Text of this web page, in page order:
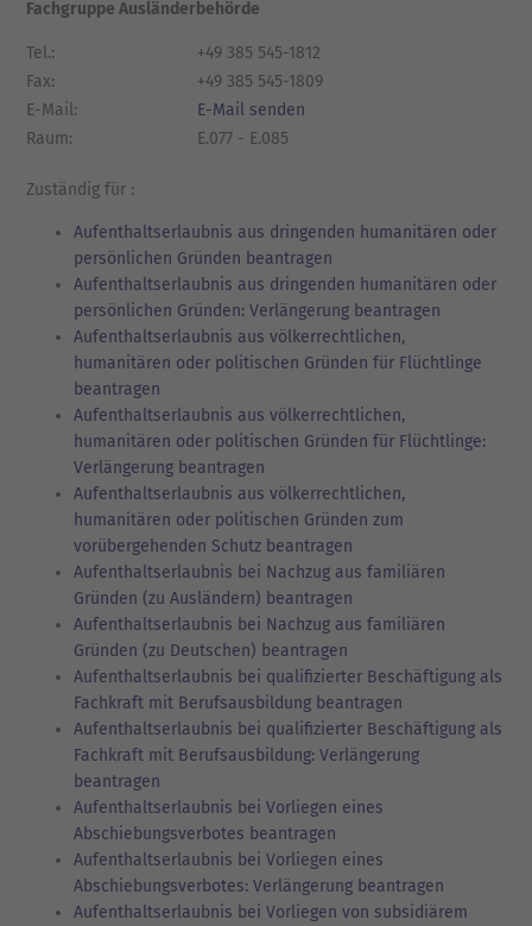
Fachgruppe Ausländerbehörde
Tel.:
+49 385 545-1812
Fax:
+49 385 545-1809
E-Mail:
E-Mail senden
Raum:
E.077 - E.085
Zuständig für :
Aufenthaltserlaubnis aus dringenden humanitären oder
persönlichen Gründen beantragen
Aufenthaltserlaubnis aus dringenden humanitären oder
persönlichen Gründen: Verlängerung beantragen
Aufenthaltserlaubnis aus völkerrechtlichen,
humanitären oder politischen Gründen für Flüchtlinge
beantragen
Aufenthaltserlaubnis aus völkerrechtlichen,
humanitären oder politischen Gründen für Flüchtlinge:
Verlängerung beantragen
Aufenthaltserlaubnis aus völkerrechtlichen,
humanitären oder politischen Gründen zum
vorübergehenden Schutz beantragen
Aufenthaltserlaubnis bei Nachzug aus familiären
Gründen (zu Ausländern) beantragen
Aufenthaltserlaubnis bei Nachzug aus familiären
Gründen (zu Deutschen) beantragen
Aufenthaltserlaubnis bei qualifizierter Beschäftigung als
Fachkraft mit Berufsausbildung beantragen
Aufenthaltserlaubnis bei qualifizierter Beschäftigung als
Fachkraft mit Berufsausbildung: Verlängerung
beantragen
Aufenthaltserlaubnis bei Vorliegen eines
Abschiebungsverbotes beantragen
Aufenthaltserlaubnis bei Vorliegen eines
Abschiebungsverbotes: Verlängerung beantragen
Aufenthaltserlaubnis bei Vorliegen von subsidiärem